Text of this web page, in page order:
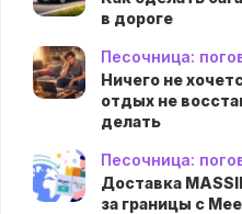
в дороге
Песочница:
Ничего не
отдых не
делать
Песочница:
Доставка
за границы с